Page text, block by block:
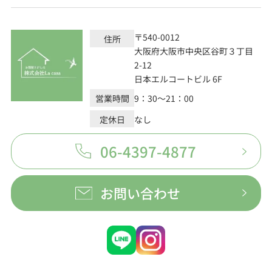
住所
〒540-0012
大阪府大阪市中央区谷町３丁目
2-12
日本エルコートビル 6F
営業時間 9：30～21：00
定休日
なし
06-4397-4877
お問い合わせ